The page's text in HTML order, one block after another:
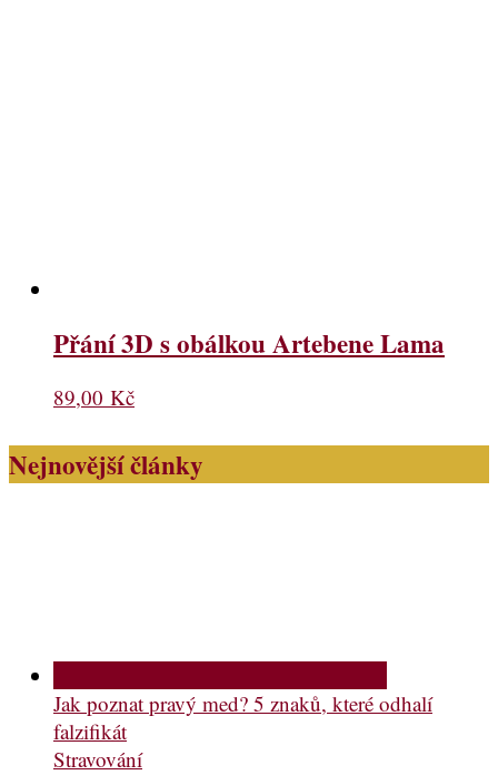
Přání 3D s obálkou Artebene Lama
89,00 Kč
Nejnovější články
Jak poznat pravý med? 5 znaků, které odhalí
falzifikát
Stravování